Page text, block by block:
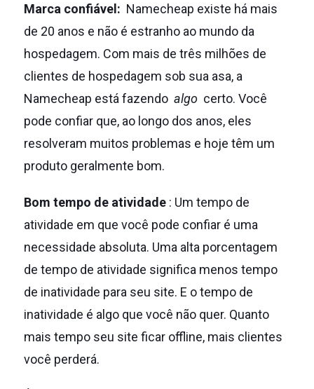
Marca confiável: Namecheap existe há mais
de 20 anos e não é estranho ao mundo da
hospedagem. Com mais de três milhões de
clientes de hospedagem sob sua asa, a
Namecheap está fazendo algocerto. Você
pode confiar que, ao longo dos anos, eles
resolveram muitos problemas e hoje têm um
produto geralmente bom.
Bom tempo de atividade: Um tempo de
atividade em que você pode confiar é uma
necessidade absoluta. Uma alta porcentagem
de tempo de atividade significa menos tempo
de inatividade para seu site. E o tempo de
inatividade é algo que você não quer. Quanto
mais tempo seu site ficar offline, mais clientes
você perderá.